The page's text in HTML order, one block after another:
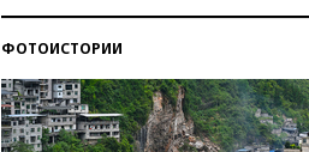
ФОТОИСТОРИИ